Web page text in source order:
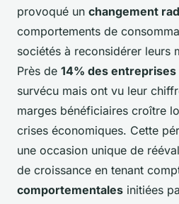
provoqué un changement
comportements de
sociétés à reconsidérer leurs
Près de 14% des entreprises
survécu mais ont vu leur
marges bénéficiaires croître
crises économiques. Cette
une occasion unique de
de croissance en tenant
comportementales initiées